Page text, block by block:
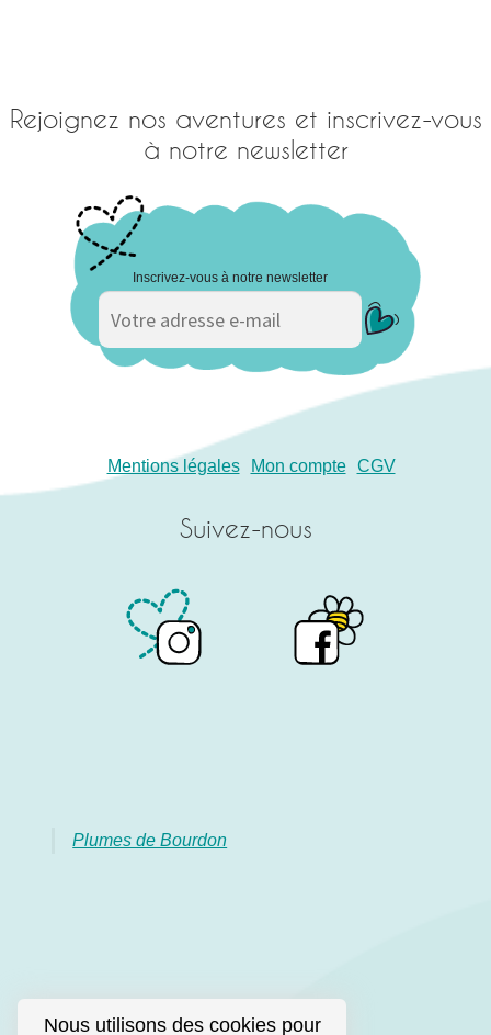
Nous utilisons des cookies pour
Rejoignez nos aventures et inscrivez-vous
à notre newsletter
Inscrivez-vous à notre newsletter
Mentions légales Mon compte CGV
Suivez-nous
Plumes de Bourdon